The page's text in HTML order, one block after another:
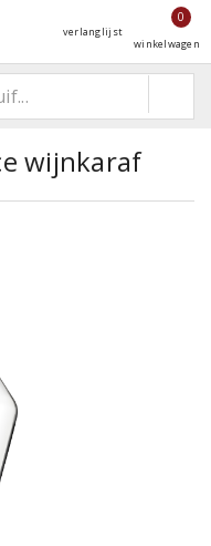
verlanglijst
0
winkelwagen
wijnkaraf